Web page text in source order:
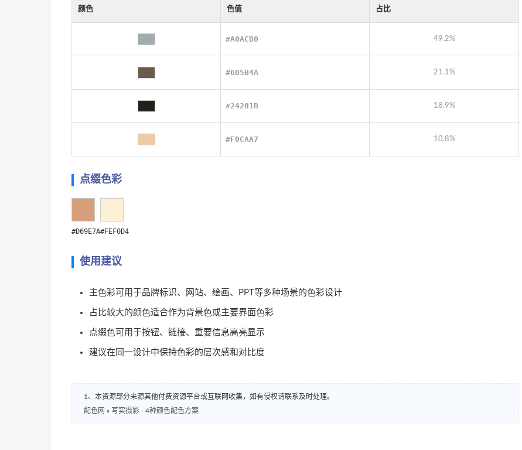
颜色 色值 占比
#A0ACB0 49.2%
#6D5B4A 21.1%
#24201B 18.9%
#F0CAA7 10.8%
点缀色彩
#D69E7A#FEF0D4
使用建议
主色彩可用于品牌标识、网站、绘画、PPT等多种场景的色彩设计
占比较大的颜色适合作为背景色或主要界面色彩
点缀色可用于按钮、链接、重要信息高亮显示
建议在同一设计中保持色彩的层次感和对比度
1、本资源部分来源其他付费资源平台或互联网收集，如有侵权请联系及时处理。
配色网 » 写实摄影 - 4种颜色配色方案